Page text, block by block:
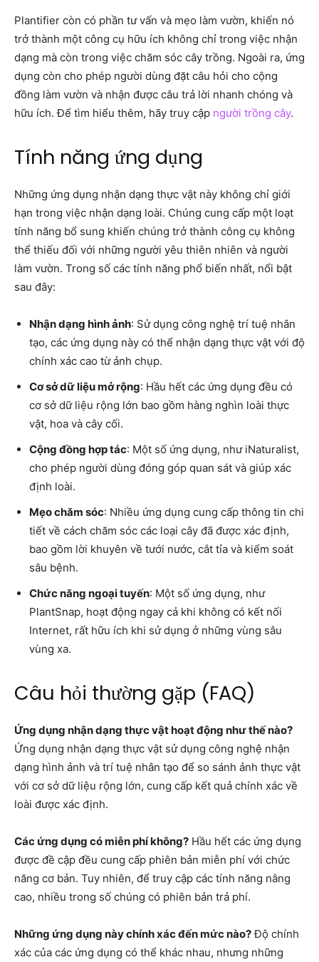
Plantifier còn có phần tư vấn và mẹo làm vườn, khiến nó
trở thành một công cụ hữu ích không chỉ trong việc nhận
dạng mà còn trong việc chăm sóc cây trồng. Ngoài ra, ứng
dụng còn cho phép người dùng đặt câu hỏi cho cộng
đồng làm vườn và nhận được câu trả lời nhanh chóng và
hữu ích. Để tìm hiểu thêm, hãy truy cập người trồng cây.
Tính năng ứng dụng
Những ứng dụng nhận dạng thực vật này không chỉ giới
hạn trong việc nhận dạng loài. Chúng cung cấp một loạt
tính năng bổ sung khiến chúng trở thành công cụ không
thể thiếu đối với những người yêu thiên nhiên và người
làm vườn. Trong số các tính năng phổ biến nhất, nổi bật
sau đây:
Nhận dạng hình ảnh: Sử dụng công nghệ trí tuệ nhân
tạo, các ứng dụng này có thể nhận dạng thực vật với độ
chính xác cao từ ảnh chụp.
Cơ sở dữ liệu mở rộng: Hầu hết các ứng dụng đều có
cơ sở dữ liệu rộng lớn bao gồm hàng nghìn loài thực
vật, hoa và cây cối.
Cộng đồng hợp tác: Một số ứng dụng, như iNaturalist,
cho phép người dùng đóng góp quan sát và giúp xác
định loài.
Mẹo chăm sóc: Nhiều ứng dụng cung cấp thông tin chi
tiết về cách chăm sóc các loại cây đã được xác định,
bao gồm lời khuyên về tưới nước, cắt tỉa và kiểm soát
sâu bệnh.
Chức năng ngoại tuyến: Một số ứng dụng, như
PlantSnap, hoạt động ngay cả khi không có kết nối
Internet, rất hữu ích khi sử dụng ở những vùng sâu
vùng xa.
Câu hỏi thường gặp (FAQ)
Ứng dụng nhận dạng thực vật hoạt động như thế nào?
Ứng dụng nhận dạng thực vật sử dụng công nghệ nhận
dạng hình ảnh và trí tuệ nhân tạo để so sánh ảnh thực vật
với cơ sở dữ liệu rộng lớn, cung cấp kết quả chính xác về
loài được xác định.
Các ứng dụng có miễn phí không? Hầu hết các ứng dụng
được đề cập đều cung cấp phiên bản miễn phí với chức
năng cơ bản. Tuy nhiên, để truy cập các tính năng nâng
cao, nhiều trong số chúng có phiên bản trả phí.
Những ứng dụng này chính xác đến mức nào?Độ chính
xác của các ứng dụng có thể khác nhau, nhưng những